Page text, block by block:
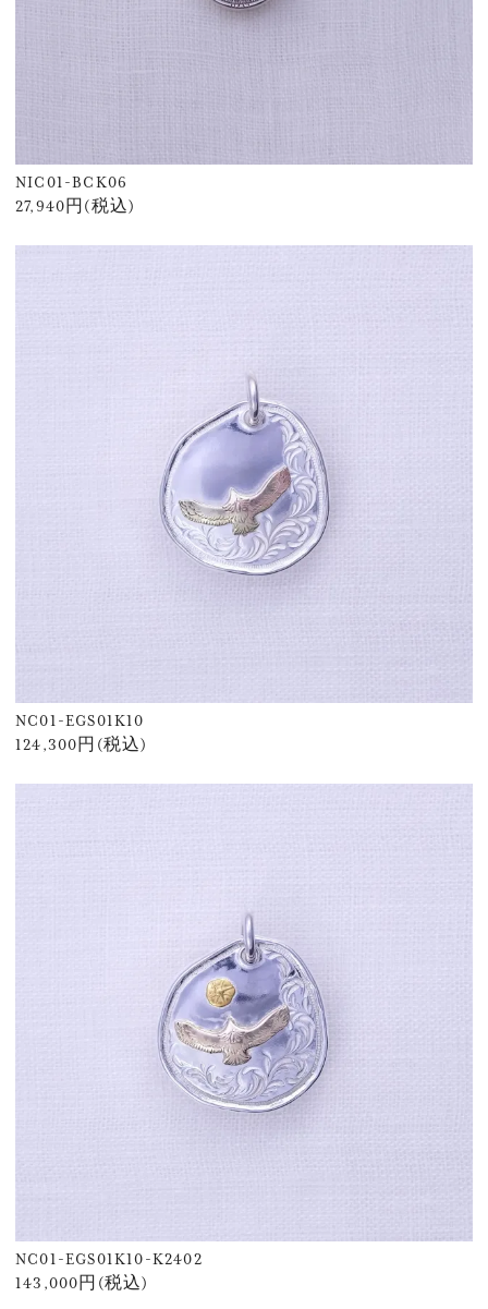
NIC01-BCK06
27,940円(税込)
NC01-EGS01K10
124,300円(税込)
NC01-EGS01K10-K2402
143,000円(税込)